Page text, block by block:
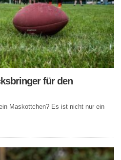
für den
Maskottchen? Es ist nicht nur ein